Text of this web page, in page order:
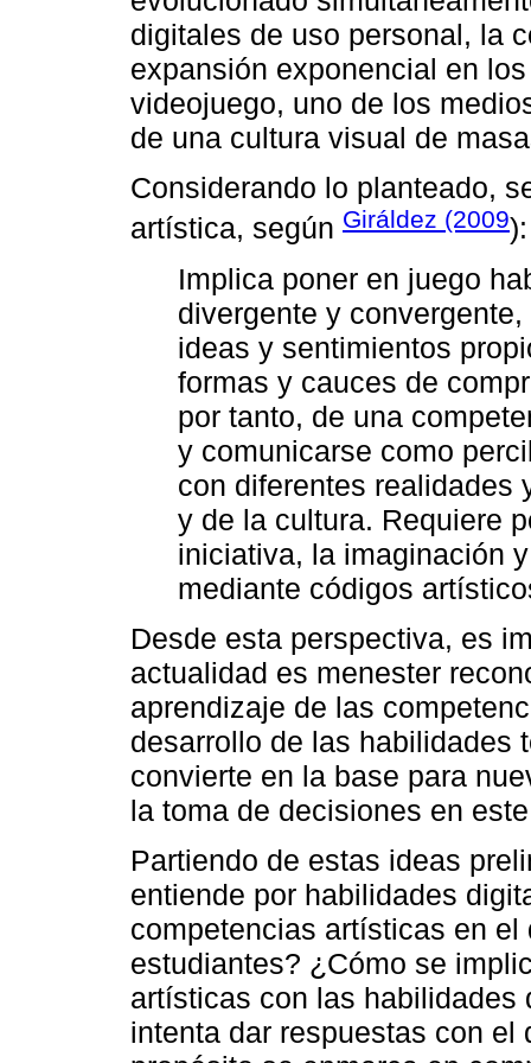
digitales de uso personal, la
expansión exponencial en
videojuego, uno de los
de una cultura visual de
Considerando lo planteado,
artística, según Giráldez (2009):
Implica poner en juego
divergente y
ideas y sentimientos
formas y cauces de
por tanto, de una
y comunicarse como
con diferentes realidades
y de la cultura. Requiere
iniciativa, la imaginación
mediante códigos
Desde esta perspectiva, es
actualidad es menester
aprendizaje de las
desarrollo de las habilidades
convierte en la base para
la toma de decisiones en
Partiendo de estas ideas
entiende por habilidades
competencias artísticas en
estudiantes? ¿Cómo se
artísticas con las habilidades
intenta dar respuestas con